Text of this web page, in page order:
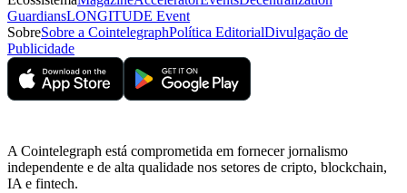
GuardiansLONGITUDE Event
SobreSobre a CointelegraphPolítica EditorialDivulgação de
Publicidade
A Cointelegraph está comprometida em fornecer jornalismo
independente e de alta qualidade nos setores de cripto, blockchain,
IA e fintech.